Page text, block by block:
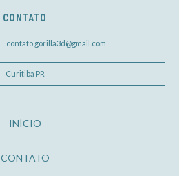
CONTATO
contato.gorilla3d@gmail.com
Curitiba PR
INÍCIO
CONTATO